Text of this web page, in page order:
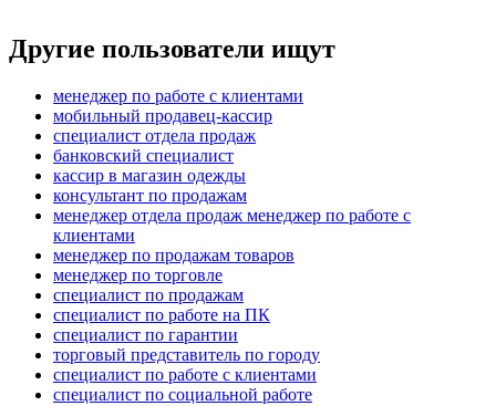
Другие пользователи ищут
менеджер по работе с клиентами
мобильный продавец-кассир
специалист отдела продаж
банковский специалист
кассир в магазин одежды
консультант по продажам
менеджер отдела продаж менеджер по работе с
клиентами
менеджер по продажам товаров
менеджер по торговле
специалист по продажам
специалист по работе на ПК
специалист по гарантии
торговый представитель по городу
специалист по работе с клиентами
специалист по социальной работе